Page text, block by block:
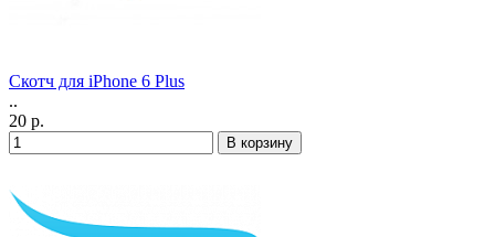
Скотч для iPhone 6 Plus
..
20 р.